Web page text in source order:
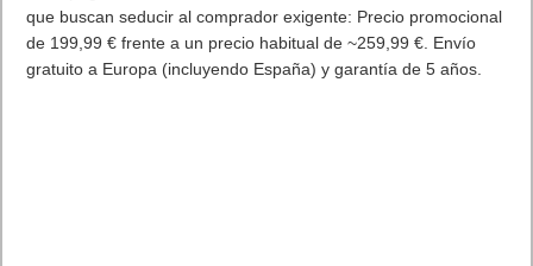
que buscan seducir al comprador exigente: Precio promocional
de 199,99 € frente a un precio habitual de ~259,99 €. Envío
gratuito a Europa (incluyendo España) y garantía de 5 años.